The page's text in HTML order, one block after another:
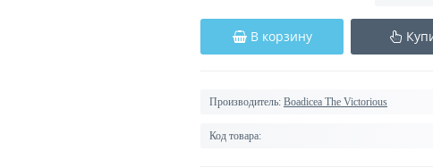
В корзину
Производитель: Boadicea The Victorious
Код товара: